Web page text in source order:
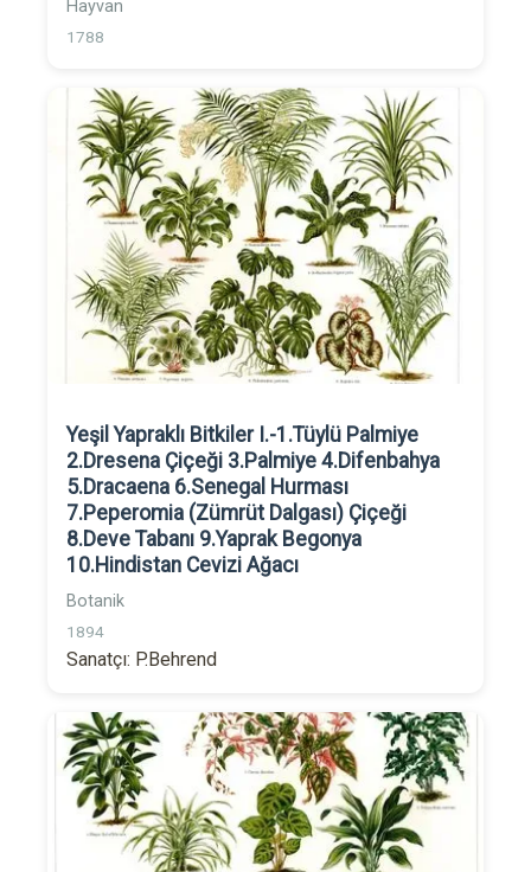
Hayvan
1788
Yeşil Yapraklı Bitkiler I.-1.Tüylü Palmiye
2.Dresena Çiçeği 3.Palmiye 4.Difenbahya
5.Dracaena 6.Senegal Hurması
7.Peperomia (Zümrüt Dalgası) Çiçeği
8.Deve Tabanı 9.Yaprak Begonya
10.Hindistan Cevizi Ağacı
Botanik
1894
Sanatçı: P.Behrend